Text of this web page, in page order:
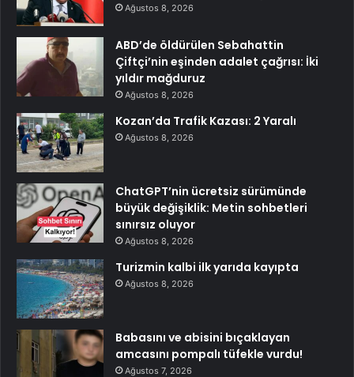
Ağustos 8, 2026
ABD’de öldürülen Sebahattin
Çiftçi’nin eşinden adalet çağrısı: İki
yıldır mağduruz
Ağustos 8, 2026
Kozan’da Trafik Kazası: 2 Yaralı
Ağustos 8, 2026
ChatGPT’nin ücretsiz sürümünde
büyük değişiklik: Metin sohbetleri
sınırsız oluyor
Ağustos 8, 2026
Turizmin kalbi ilk yarıda kayıpta
Ağustos 8, 2026
Babasını ve abisini bıçaklayan
amcasını pompalı tüfekle vurdu!
Ağustos 7, 2026